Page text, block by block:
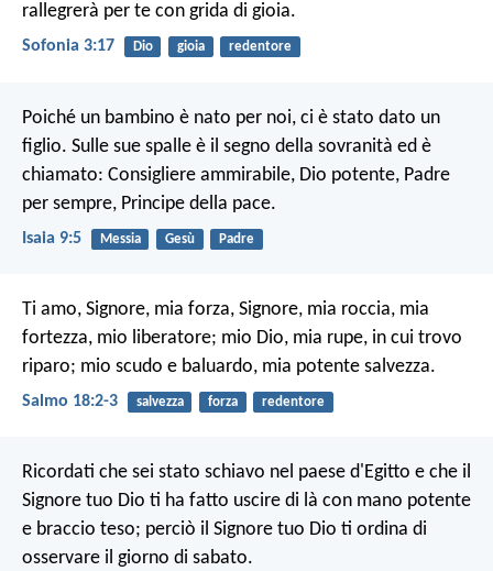
rallegrerà per te con grida di gioia.
Sofonia 3:17 Dio gioia redentore
Poiché un bambino è nato per noi, ci è stato dato un
figlio. Sulle sue spalle è il segno della sovranità ed è
chiamato: Consigliere ammirabile, Dio potente, Padre
per sempre, Principe della pace.
Isaia 9:5 Messia Gesù Padre
Ti amo, Signore, mia forza, Signore, mia roccia, mia
fortezza, mio liberatore; mio Dio, mia rupe, in cui trovo
riparo; mio scudo e baluardo, mia potente salvezza.
Salmo 18:2-3 salvezza forza redentore
Ricordati che sei stato schiavo nel paese d'Egitto e che il
Signore tuo Dio ti ha fatto uscire di là con mano potente
e braccio teso; perciò il Signore tuo Dio ti ordina di
osservare il giorno di sabato.